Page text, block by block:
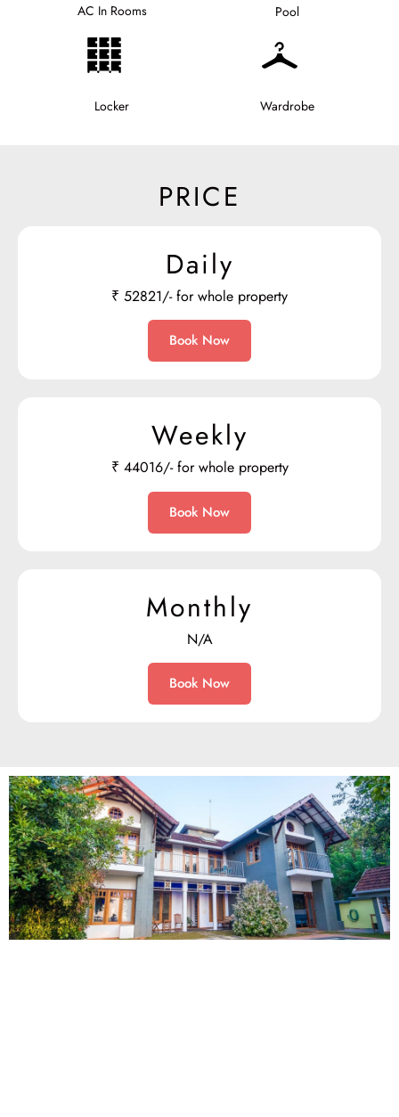
AC In Rooms Pool
Locker Wardrobe
PRICE
Daily
₹ 52821/- for whole property
Book Now
Weekly
₹ 44016/- for whole property
Book Now
Monthly
N/A
Book Now